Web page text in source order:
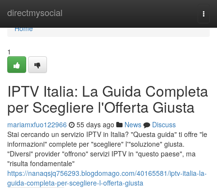
directmysocial
Home
Home
1
IPTV Italia: La Guida Completa
per Scegliere l'Offerta Giusta
mariamxfuo122966 55 days ago News
Discuss
Stai cercando un servizio IPTV in Italia? "Questa guida" ti offre "le
informazioni" complete per "scegliere" l'"soluzione" giusta.
"Diversi" provider "offrono" servizi IPTV in "questo paese", ma
"risulta fondamentale"
https://nanaqsjq756293.blogdomago.com/40165581/iptv-italia-la-
guida-completa-per-scegliere-l-offerta-giusta